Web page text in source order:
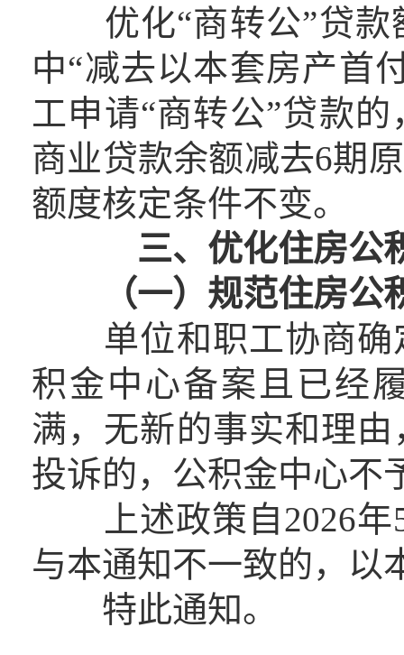
优化“商转公”贷款
中“减去以本套房产首
工申请“商转公”贷款
商业贷款余额减去6期
额度核定条件不变。
三、优化住房公
（一）规范住房公
单位和职工协商确
积金中心备案且已经
满，无新的事实和理
投诉的，公积金中心不
上述政策自2026年5
与本通知不一致的，以
特此通知。